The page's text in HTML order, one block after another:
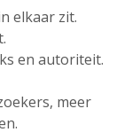
elkaar zit.
en autoriteit.
meer